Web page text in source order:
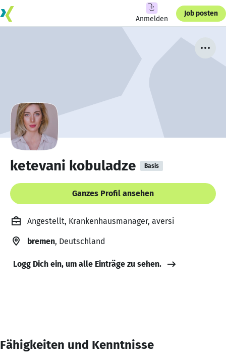
Anmelden
Job posten
ketevani kobuladze Basis
Ganzes Profil ansehen
Angestellt, Krankenhausmanager, aversi
bremen, Deutschland
Logg Dich ein, um alle Einträge zu sehen.
Fähigkeiten und Kenntnisse